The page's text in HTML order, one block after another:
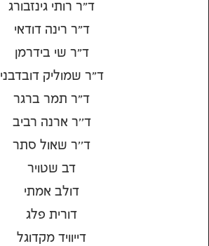
ד"ר רותי גינזבורג
ד"ר רינה דודאי
ד"ר שי בידרמן
ד"ר שמוליק דובדבני
ד"ר תמר ברגר
ד''ר ארנה רביב
ד''ר שאול סתר
דב שטויר
דולב אמתי
דורית פלג
דייוויד מקדוגל